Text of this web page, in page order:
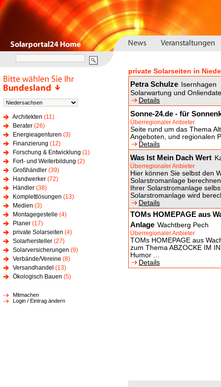
Architekten (11)
Berater (26)
Energieagenturen (3)
Finanzierung (12)
Forschung & Entwicklung (1)
Fort- und Weiterbildung (2)
Großhändler (39)
Handwerker (72)
Händler (38)
Komplettlösungen (13)
Medien (3)
Montagegestelle (4)
Planer (17)
private Solarseiten (4)
Solarhersteller (27)
Solarversicherungen (9)
Verbände/Vereine (8)
Versandhandel (13)
Ökologisch Bauen (5)
Mitmachen
Login / Eintrag ändern
private Solarseiten in
Petra Schulze
Isernhagen
Solarwartung und
Details
Sonne-24.de - für
Überregionaler Anbieter
Seite rund um das Thema
Angeboten, und regionalen
Details
Was Ist Mein Dach Wert
Überregionaler Anbieter
Hier können Sie selbst den
Solarstromanlage
Ihrer Solarstromanlage
Solarstromanlage wird
Details
TOMs HOMEPAGE aus
Anlage Wachtberg Pech
Überregionaler Anbieter
TOMs HOMEPAGE aus
zum Thema ABZOCKE IM
Humor ...
Details